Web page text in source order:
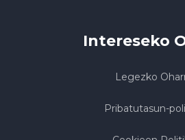
Intereseko
Legezko
Pribatutasun-